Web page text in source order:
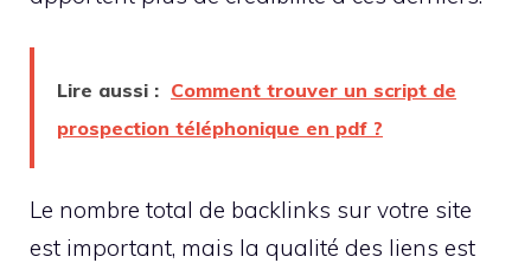
Lire aussi : Comment trouver un script de
prospection téléphonique en pdf ?
Le nombre total de backlinks sur votre site
est important, mais la qualité des liens est